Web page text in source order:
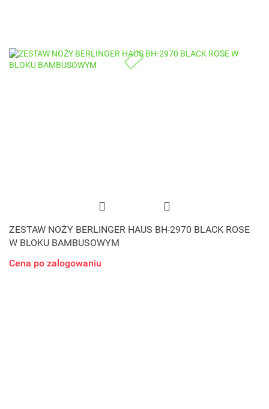
ZESTAW NOŻY BERLINGER HAUS BH-2970 BLACK ROSE
W BLOKU BAMBUSOWYM
Cena po zalogowaniu